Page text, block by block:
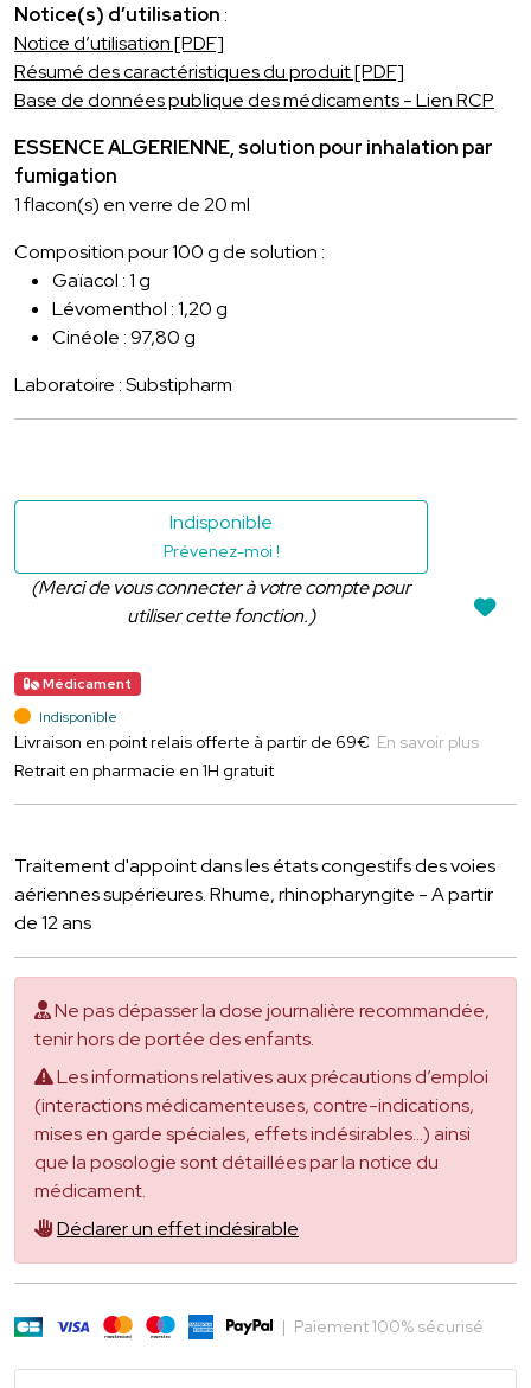
Notice(s) d’utilisation :
Notice d’utilisation [PDF]
Résumé des caractéristiques du produit [PDF]
Base de données publique des médicaments - Lien RCP
ESSENCE ALGERIENNE, solution pour inhalation par
fumigation
1 flacon(s) en verre de 20 ml
Composition pour 100 g de solution :
Gaïacol : 1 g
Lévomenthol : 1,20 g
Cinéole : 97,80 g
Laboratoire : Substipharm
Indisponible
Prévenez-moi !
(Merci de vous connecter à votre compte pour
utiliser cette fonction.)
Médicament
Indisponible
Livraison en point relais offerte à partir de 69€ En savoir plus
Retrait en pharmacie en 1H gratuit
Traitement d'appoint dans les états congestifs des voies
aériennes supérieures. Rhume, rhinopharyngite - A partir
de 12 ans
Ne pas dépasser la dose journalière recommandée,
tenir hors de portée des enfants.
Les informations relatives aux précautions d’emploi
(interactions médicamenteuses, contre-indications,
mises en garde spéciales, effets indésirables...) ainsi
que la posologie sont détaillées par la notice du
médicament.
Déclarer un effet indésirable
| Paiement 100% sécurisé